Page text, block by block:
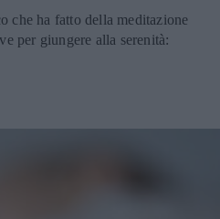
che ha fatto della meditazione
per giungere alla serenità: